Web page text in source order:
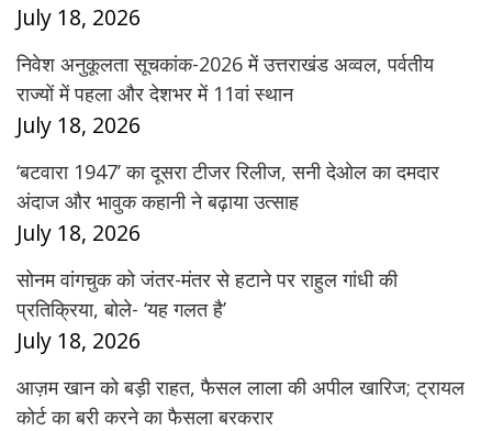
July 18, 2026
निवेश अनुकूलता सूचकांक-2026 में उत्तराखंड अव्वल, पर्वतीय
राज्यों में पहला और देशभर में 11वां स्थान
July 18, 2026
‘बटवारा 1947’ का दूसरा टीजर रिलीज, सनी देओल का दमदार
अंदाज और भावुक कहानी ने बढ़ाया उत्साह
July 18, 2026
सोनम वांगचुक को जंतर-मंतर से हटाने पर राहुल गांधी की
प्रतिक्रिया, बोले- ‘यह गलत है’
July 18, 2026
आज़म खान को बड़ी राहत, फैसल लाला की अपील खारिज; ट्रायल
कोर्ट का बरी करने का फैसला बरकरार